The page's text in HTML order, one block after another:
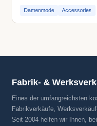
Damenmode Accessories
Fabrik- &
Eines der umfangreichsten
Fabrikverkäufe,
Seit 2004 helfen wir Ihnen,